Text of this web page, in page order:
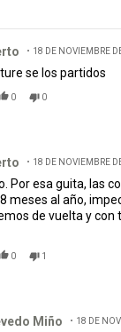
18 DE NOVIEMBRE
se los partidos
0 0
18 DE NOVIEMBRE
Por esa guita, las
meses al año,
de vuelta y con
0 1
Acevedo Miño.
Miño 18 DE